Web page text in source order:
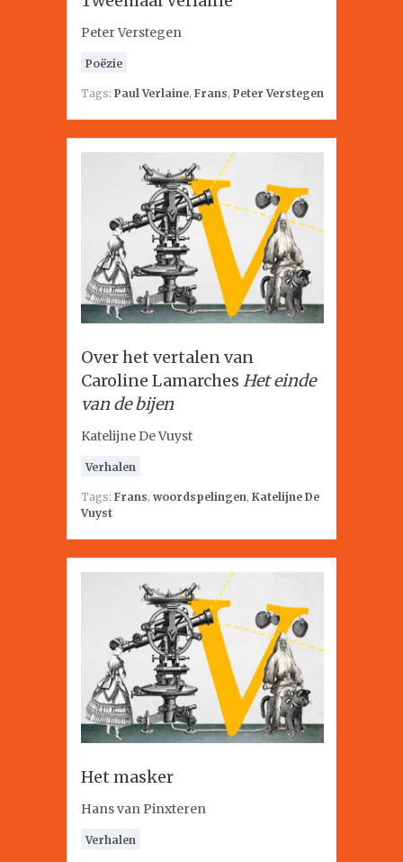
Peter Verstegen
Poëzie
Tags: Paul Verlaine, Frans, Peter Verstegen
Over het vertalen van
Caroline Lamarches Het einde
van de bijen
Katelijne De Vuyst
Verhalen
Tags: Frans, woordspelingen, Katelijne De
Vuyst
Het masker
Hans van Pinxteren
Verhalen